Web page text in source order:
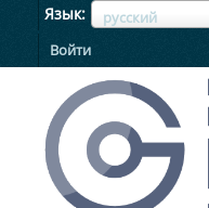
Язык русский
ЯзыкЯзык
Войти